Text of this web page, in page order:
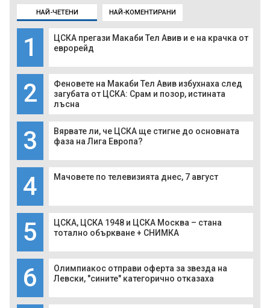
НАЙ-ЧЕТЕНИ НАЙ-КОМЕНТИРАНИ
1
ЦСКА прегази Макаби Тел Авив и е на крачка от
еврорейд
2
Феновете на Макаби Тел Авив избухнаха след
загубата от ЦСКА: Срам и позор, истината
лъсна
3
Вярвате ли, че ЦСКА ще стигне до основната
фаза на Лига Европа?
4 Мачовете по телевизията днес, 7 август
5
ЦСКА, ЦСКА 1948 и ЦСКА Москва – стана
тотално объркване + СНИМКА
6
Олимпиакос отправи оферта за звезда на
Левски, "сините" категорично отказаха